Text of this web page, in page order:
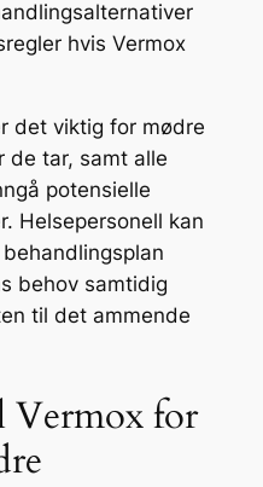
hvis Vermox
det viktig for mødre
de tar, samt alle
potensielle
Helsepersonell kan
behov samtidig
til det ammende
Vermox for